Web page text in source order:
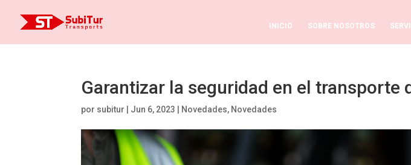
INICIO SOBRE NOSOTROS
Garantizar la seguridad en el transporte
por subitur Jun 6, 2023 Novedades, Novedades